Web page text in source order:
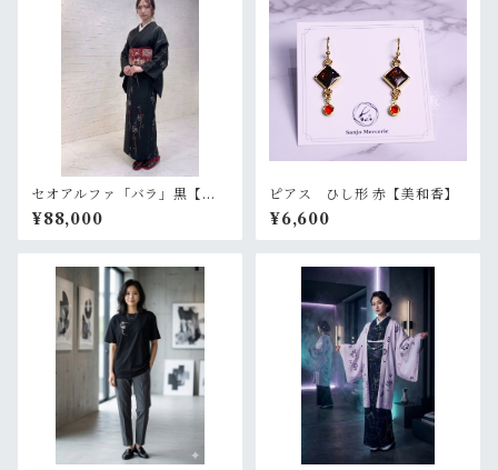
セオアルファ「バラ」黒【単
衣 浴衣 プレタ 仕立て上
がり】
¥88,000
ピアス ひし形 赤【美和香】
¥6,600